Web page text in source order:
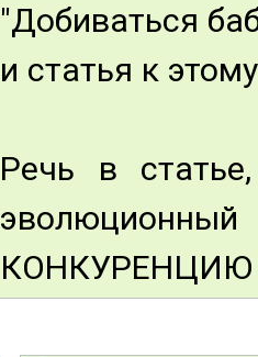
"Добиваться
и статья к
Речь в
КОНКУРЕНЦИЮ